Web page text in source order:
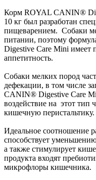
Корм ROYAL CANIN®
10 кг был разработан
пищеварением. Собаки
питании, поэтому
Digestive Care Mini имеет
аппетитность.
Собаки мелких пород
дефекации, в том числе
CANIN® Digestive Care
воздействие на этот тип
кишечную перистальтику.
Идеальное соотношение
способствует
а также стимулирует
продукта входят
микрофлоры кишечника.